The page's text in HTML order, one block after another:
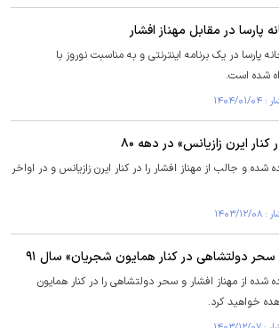
در مقابل مهناز افشار
پارسا در یک برنامه اینترنتی و به مناسبت نوروز با
شده است.
ایرن زازیانس» در دهه ۸۰
شده و جالب از مهناز افشار را در کنار ایرن زازیانس و در اواخر
دولتشاهی در کنار همایون شجریان» سال ۹۱
شده از مهناز افشار و سحر دولتشاهی را در کنار همایون